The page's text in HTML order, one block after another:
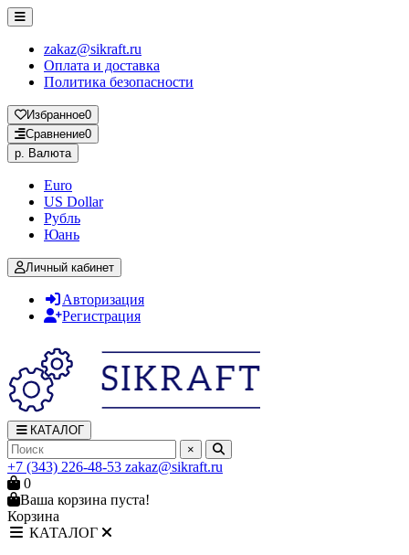
zakaz@sikraft.ru
Оплата и доставка
Политика безопасности
Избранное0
Сравнение0
р. Валюта
Euro
US Dollar
Рубль
Юань
Личный кабинет
Авторизация
Регистрация
КАТАЛОГ
×
+7 (343) 226-48-53 zakaz@sikraft.ru
0
Ваша корзина пуста!
Корзина
КАТАЛОГ